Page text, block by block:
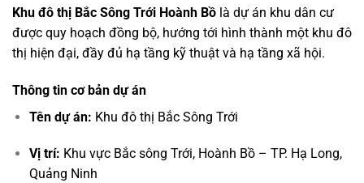
Khu đô thị Bắc Sông Trới Hoành Bồ là dự án khu dân cư
được quy hoạch đồng bộ, hướng tới hình thành một khu đô
thị hiện đại, đầy đủ hạ tầng kỹ thuật và hạ tầng xã hội.
Thông tin cơ bản dự án
Tên dự án: Khu đô thị Bắc Sông Trới
Vị trí: Khu vực Bắc sông Trới, Hoành Bồ – TP. Hạ Long,
Quảng Ninh